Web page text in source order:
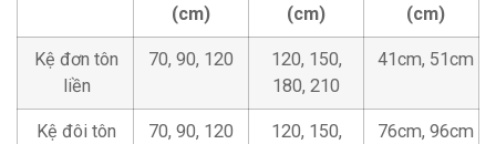
(cm)
(cm)
(cm)
Kệ đơn tôn
liền
70, 90, 120
120, 150,
180, 210
41cm, 51cm
Kệ đôi tôn
70, 90, 120
120, 150,
76cm, 96cm